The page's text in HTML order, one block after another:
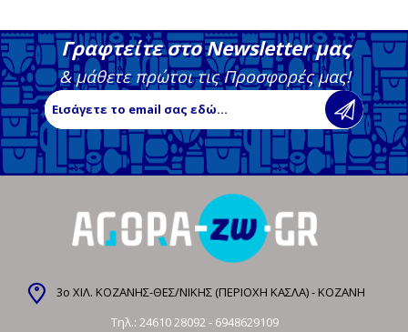
Γραφτείτε στο Newsletter μας
& μάθετε πρώτοι τις Προσφορές μας!
3ο ΧΙΛ. ΚΟΖΑΝΗΣ-ΘΕΣ/ΝΙΚΗΣ (ΠΕΡΙΟΧΗ ΚΑΣΛΑ) - ΚΟΖΑΝΗ
Τηλ.: 24610 28092- 6948629109